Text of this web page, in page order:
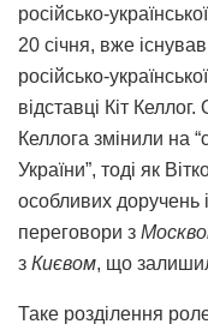
російсько-
20 січня, вже
російсько-
відставці Кіт
Келлога змінили на
України”, тоді як
особливих доручень
переговори з
з Києвом, що
Таке розділення